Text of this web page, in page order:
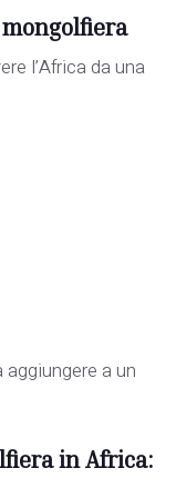
l’Africa da una
a un
in Africa: